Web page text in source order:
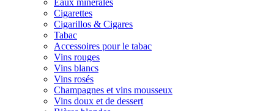
Eaux minérales
Cigarettes
Cigarillos & Cigares
Tabac
Accessoires pour le tabac
Vins rouges
Vins blancs
Vins rosés
Champagnes et vins mousseux
Vins doux et de dessert